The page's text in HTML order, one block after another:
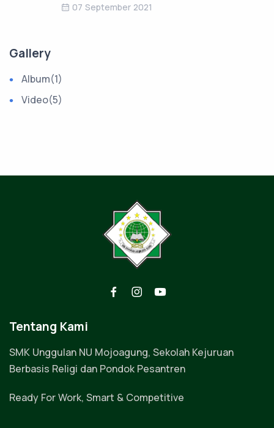
07 September 2021
Gallery
Album(1)
Video(5)
Tentang Kami
SMK Unggulan NU Mojoagung, Sekolah Kejuruan
Berbasis Religi dan Pondok Pesantren
Ready For Work, Smart & Competitive